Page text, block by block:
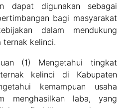
dapat digunakan sebagai
bagi masyarakat
dalam mendukung
ternak kelinci.
(1) Mengetahui tingkat
kelinci di Kabupaten
kemampuan usaha
menghasilkan laba, yang